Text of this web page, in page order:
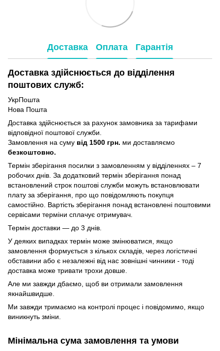
Доставка Оплата Гарантія
Доставка здійснюється до відділення
поштових служб:
УкрПошта
Нова Пошта
Доставка здійснюється за рахунок замовника за тарифами
відповідної поштової служби.
Замовлення на суму від 1500 грн. ми доставляємо
безкоштовно.
Термін зберігання посилки з замовленням у відділеннях – 7
робочих днів. За додатковий термін зберігання понад
встановлений строк поштові служби можуть встановлювати
плату за зберігання, про що повідомляють покупця
самостійно. Вартість зберігання понад вcтановлені поштовими
сервісами терміни сплачує отримувач.
Термін доставки — до 3 днів.
У деяких випадках термін може змінюватися, якщо
замовлення формується з кількох складів, через логістичні
обставини або є незалежні від нас зовнішні чинники - тоді
доставка може тривати трохи довше.
Але ми завжди дбаємо, щоб ви отримали замовлення
якнайшвидше.
Ми завжди тримаємо на контролі процес і повідомимо, якщо
виникнуть зміни.
Мінімальна сума замовлення та умови